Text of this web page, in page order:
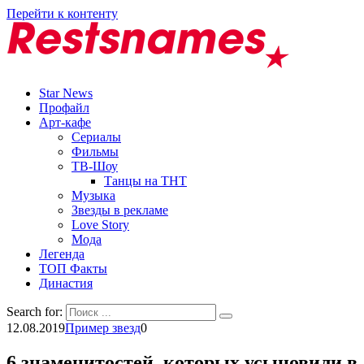
Перейти к контенту
Star News
Профайл
Арт-кафе
Сериалы
Фильмы
ТВ-Шоу
Танцы на ТНТ
Музыка
Звезды в рекламе
Love Story
Мода
Легенда
ТОП Факты
Династия
Search for:
12.08.2019Пример звезд0